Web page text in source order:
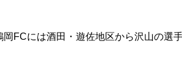
岡FCには酒田・遊佐地区から沢山の選